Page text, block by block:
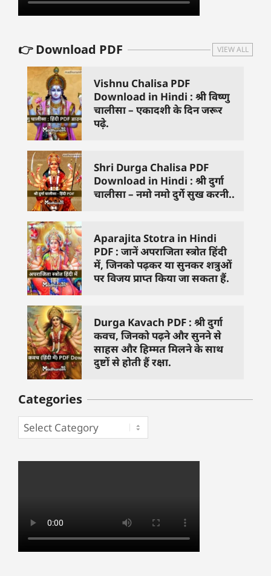
👉 Download PDF VIEW ALL
Vishnu Chalisa PDF
Download in Hindi : श्री विष्णु
चालीसा – एकादशी के दिन जरूर
पढ़े.
Shri Durga Chalisa PDF
Download in Hindi : श्री दुर्गा
चालीसा – नमो नमो दुर्गे सुख करनी..
Aparajita Stotra in Hindi
PDF : जानें अपराजिता स्त्रोत हिंदी
में, जिनको पढ़कर या सुनकर शत्रुओं
पर विजय प्राप्त किया जा सकता हैं.
Durga Kavach PDF : श्री दुर्गा
कवच, जिनको पढ़ने और सुनने से
साहस और हिम्मत मिलने के साथ
दुष्टों से होती हैं रक्षा.
Categories